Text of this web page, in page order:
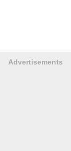
Advertisements